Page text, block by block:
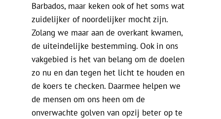
Barbados, maar keken ook of het soms wat
zuidelijker of noordelijker mocht zijn.
Zolang we maar aan de overkant kwamen,
de uiteindelijke bestemming. Ook in ons
vakgebied is het van belang om de doelen
zo nu en dan tegen het licht te houden en
de koers te checken. Daarmee helpen we
de mensen om ons heen om de
onverwachte golven van opzij beter op te